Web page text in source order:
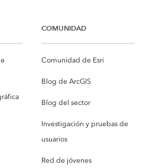
COMUNIDAD
Comunidad de Esri
Blog de ArcGIS
Blog del sector
Investigación y pruebas de
usuarios
Red de jóvenes